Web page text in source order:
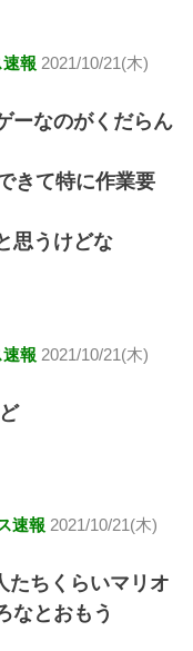
報 2021/10/21(木)
ーなのがくだらん
きて特に作業要
思うけどな
報 2021/10/21(木)
速報 2021/10/21(木)
たちくらいマリオ
なとおもう